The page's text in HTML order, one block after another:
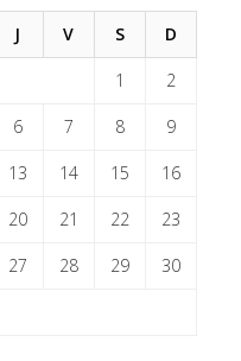
J V S D
1 2
6 7 8 9
13 14 15 16
20 21 22 23
27 28 29 30